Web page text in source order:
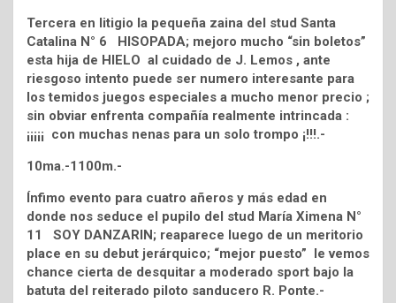
Tercera en litigio la pequeña zaina del stud Santa
Catalina N° 6 HISOPADA; mejoro mucho “sin boletos”
esta hija de HIELO al cuidado de J. Lemos , ante
riesgoso intento puede ser numero interesante para
los temidos juegos especiales a mucho menor precio ;
sin obviar enfrenta compañía realmente intrincada :
¡¡¡¡¡ con muchas nenas para un solo trompo ¡!!!.-
10ma.-1100m.-
Ínfimo evento para cuatro añeros y más edad en
donde nos seduce el pupilo del stud María Ximena N°
11 SOY DANZARIN; reaparece luego de un meritorio
place en su debut jerárquico; “mejor puesto” le vemos
chance cierta de desquitar a moderado sport bajo la
batuta del reiterado piloto sanducero R. Ponte.-